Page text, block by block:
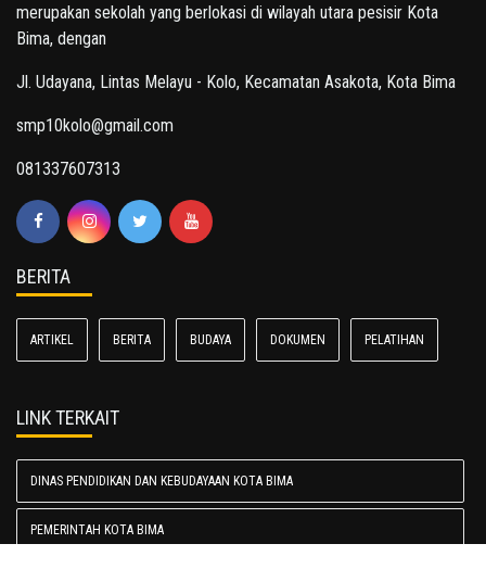
merupakan sekolah yang berlokasi di wilayah utara pesisir Kota
Bima, dengan
Jl. Udayana, Lintas Melayu - Kolo, Kecamatan Asakota, Kota Bima
smp10kolo@gmail.com
081337607313
BERITA
ARTIKEL BERITA BUDAYA DOKUMEN PELATIHAN
LINK TERKAIT
DINAS PENDIDIKAN DAN KEBUDAYAAN KOTA BIMA
PEMERINTAH KOTA BIMA